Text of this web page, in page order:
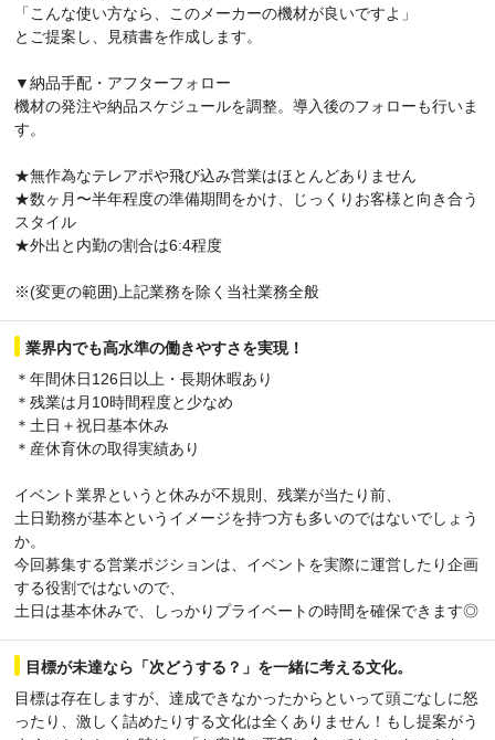
「こんな使い方なら、このメーカーの機材が良いですよ」
とご提案し、見積書を作成します。
▼納品手配・アフターフォロー
機材の発注や納品スケジュールを調整。導入後のフォローも行いま
す。
★無作為なテレアポや飛び込み営業はほとんどありません
★数ヶ月〜半年程度の準備期間をかけ、じっくりお客様と向き合う
スタイル
★外出と内勤の割合は6:4程度
※(変更の範囲)上記業務を除く当社業務全般
業界内でも高水準の働きやすさを実現！
＊年間休日126日以上・長期休暇あり
＊残業は月10時間程度と少なめ
＊土日＋祝日基本休み
＊産休育休の取得実績あり
イベント業界というと休みが不規則、残業が当たり前、
土日勤務が基本というイメージを持つ方も多いのではないでしょう
か。
今回募集する営業ポジションは、イベントを実際に運営したり企画
する役割ではないので、
土日は基本休みで、しっかりプライベートの時間を確保できます◎
目標が未達なら「次どうする？」を一緒に考える文化。
目標は存在しますが、達成できなかったからといって頭ごなしに怒
ったり、激しく詰めたりする文化は全くありません！もし提案がう